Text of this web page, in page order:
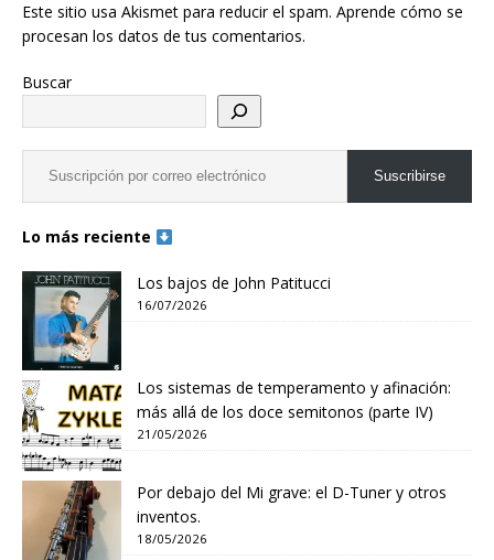
Este sitio usa Akismet para reducir el spam. Aprende cómo se
procesan los datos de tus comentarios.
Buscar
Suscribirse
Lo más reciente
Los bajos de John Patitucci
16/07/2026
Los sistemas de temperamento y afinación:
más allá de los doce semitonos (parte IV)
21/05/2026
Por debajo del Mi grave: el D-Tuner y otros
inventos.
18/05/2026